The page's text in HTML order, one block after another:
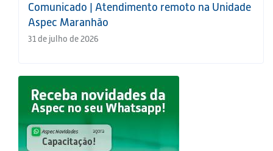
Comunicado | Atendimento remoto na Unidade
Aspec Maranhão
31 de julho de 2026